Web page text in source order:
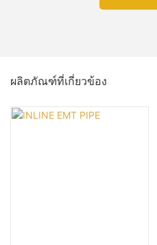
ผลิตภัณฑ์ที่เกี่ยวข้อง